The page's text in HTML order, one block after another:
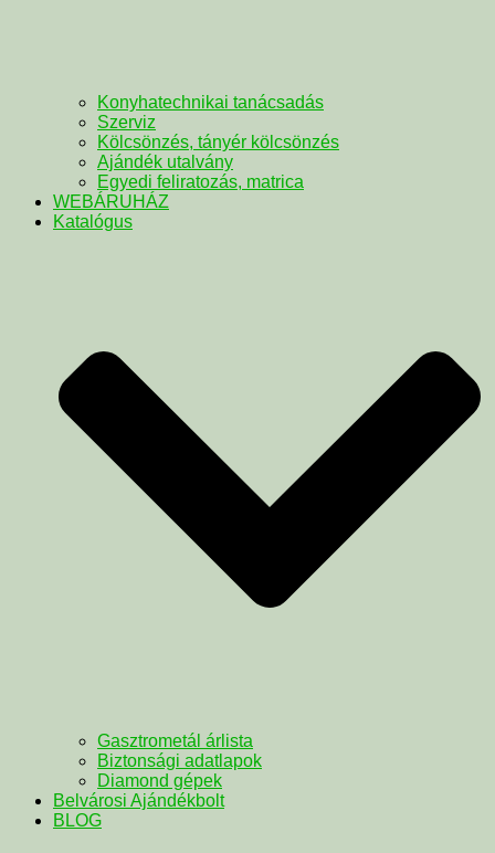
Konyhatechnikai tanácsadás
Szerviz
Kölcsönzés, tányér kölcsönzés
Ajándék utalvány
Egyedi feliratozás, matrica
WEBÁRUHÁZ
Katalógus
Gasztrometál árlista
Biztonsági adatlapok
Diamond gépek
Belvárosi Ajándékbolt
BLOG